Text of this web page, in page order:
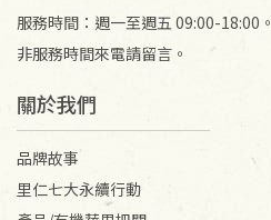
服務時間：週一至週五 09:00-18:00。
非服務時間來電請留言。
關於我們
品牌故事
里仁七大永續行動